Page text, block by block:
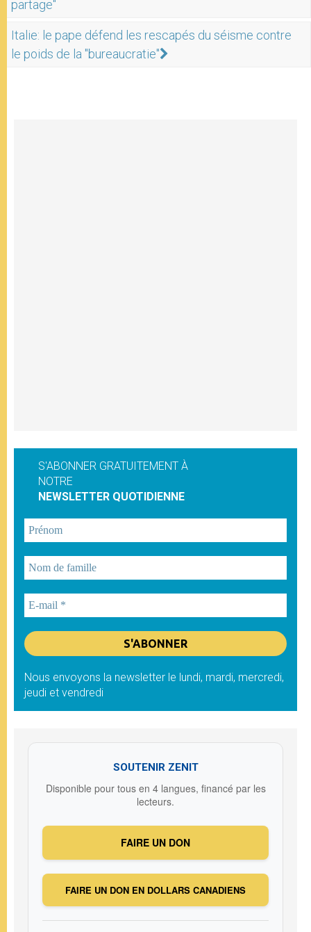
partage"
Italie: le pape défend les rescapés du séisme contre
le poids de la "bureaucratie"
S'ABONNER GRATUITEMENT À
NOTRE
NEWSLETTER QUOTIDIENNE
Nous envoyons la newsletter le lundi, mardi, mercredi,
jeudi et vendredi
SOUTENIR ZENIT
Disponible pour tous en 4 langues, financé par les
lecteurs.
FAIRE UN DON
FAIRE UN DON EN DOLLARS CANADIENS